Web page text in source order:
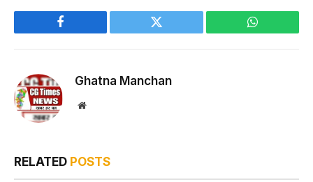
Facebook Twitter WhatsApp
Ghatna Manchan
Website
RELATED POSTS